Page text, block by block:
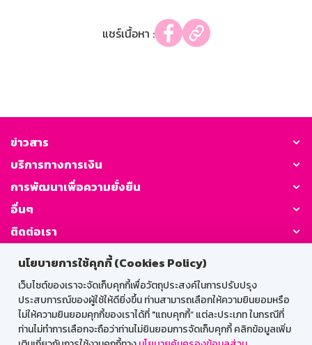
นโยบายการใช้คุกกี้ (Cookies Policy)
เว็บไซต์ของเราจะจัดเก็บคุกกี้เพื่อวัตถุประสงค์ในการปรับปรุง
ประสบการณ์ของผู้ใช้ให้ดียิ่งขึ้น ท่านสามารถเลือกให้ความยินยอมหรือ
ไม่ให้ความยินยอมคุกกี้ของเราได้ที่ "แถบคุกกี้” แต่ละประเภท ในกรณีที่
ท่านไม่ทำการเลือกจะถือว่าท่านไม่ยินยอมการจัดเก็บคุกกี้ คลิกข้อมูลเพิ่ม
แชร์เนื้อหา :
ข่าวสาร
บริการทางการเงิน
การพัฒนาเพื่อความยั่งยืน
อื่นๆ
ติดต่อเรา
GSB Society:
สำหรับพนักงาน